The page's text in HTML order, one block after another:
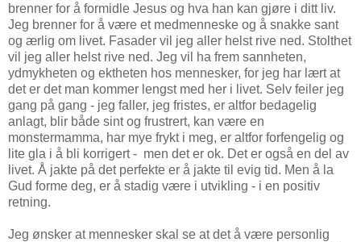
brenner for å formidle Jesus og hva han kan gjøre i ditt liv.
Jeg brenner for å være et medmenneske og å snakke sant
og ærlig om livet. Fasader vil jeg aller helst rive ned. Stolthet
vil jeg aller helst rive ned. Jeg vil ha frem sannheten,
ydmykheten og ektheten hos mennesker, for jeg har lært at
det er det man kommer lengst med her i livet. Selv feiler jeg
gang på gang - jeg faller, jeg fristes, er altfor bedagelig
anlagt, blir både sint og frustrert, kan være en
monstermamma, har mye frykt i meg, er altfor forfengelig og
lite gla i å bli korrigert - men det er ok. Det er også en del av
livet. Å jakte på det perfekte er å jakte til evig tid. Men å la
Gud forme deg, er å stadig være i utvikling - i en positiv
retning.
Jeg ønsker at mennesker skal se at det å være personlig